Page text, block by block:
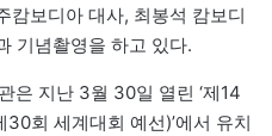
캄보디아 대사, 최봉석 캄보디
기념촬영을 하고 있다.
은 지난 3월 30일 열린 ‘제14
회 세계대회 예선)’에서 유치